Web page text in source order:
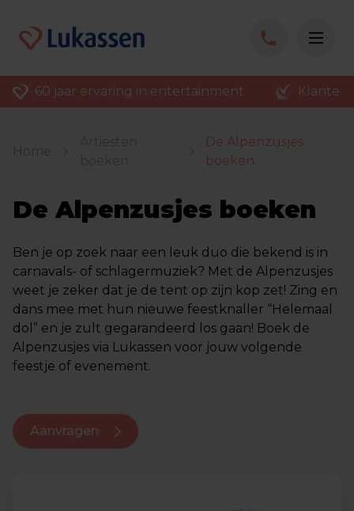
60 jaar ervaring in entertainment
De Alpenzusjes
boeken
De Alpenzusjes boeken
Ben je op zoek naar een leuk duo die bekend is in
carnavals- of schlagermuziek? Met de Alpenzusjes
weet je zeker dat je de tent op zijn kop zet! Zing en
dans mee met hun nieuwe feestknaller “Helemaal
dol” en je zult gegarandeerd los gaan! Boek de
Alpenzusjes via Lukassen voor jouw volgende
feestje of evenement.
Aanvragen